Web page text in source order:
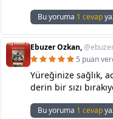
Bu yoruma 1 cevap
Ebuzer Ozkan,
5 puan
Yüreğinize sağlık,
derin bir sızı
Bu yoruma 1 cevap